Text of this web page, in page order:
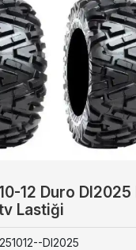
12 Duro DI2025
Lastiği
DI2025